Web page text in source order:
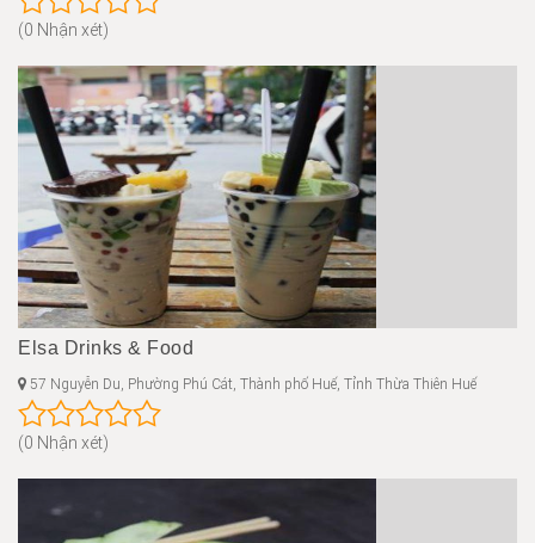
(0 Nhận xét)
Elsa Drinks & Food
57 Nguyễn Du, Phường Phú Cát, Thành phố Huế, Tỉnh Thừa Thiên Huế
(0 Nhận xét)